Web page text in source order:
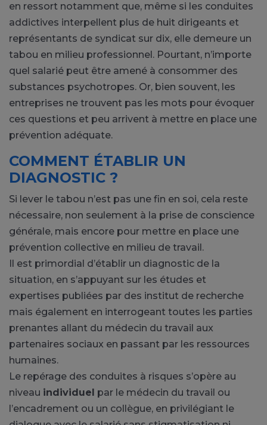
en ressort notamment que, même si les conduites
addictives interpellent plus de huit dirigeants et
représentants de syndicat sur dix, elle demeure un
tabou en milieu professionnel. Pourtant, n’importe
quel salarié peut être amené à consommer des
substances psychotropes. Or, bien souvent, les
entreprises ne trouvent pas les mots pour évoquer
ces questions et peu arrivent à mettre en place une
prévention adéquate.
COMMENT ÉTABLIR UN
DIAGNOSTIC ?
Si lever le tabou n’est pas une fin en soi, cela reste
nécessaire, non seulement à la prise de conscience
générale, mais encore pour mettre en place une
prévention collective en milieu de travail.
Il est primordial d’établir un diagnostic de la
situation, en s’appuyant sur les études et
expertises publiées par des institut de recherche
mais également en interrogeant toutes les parties
prenantes allant du médecin du travail aux
partenaires sociaux en passant par les ressources
humaines.
Le repérage des conduites à risques s’opère au
niveau individuel par le médecin du travail ou
l’encadrement ou un collègue, en privilégiant le